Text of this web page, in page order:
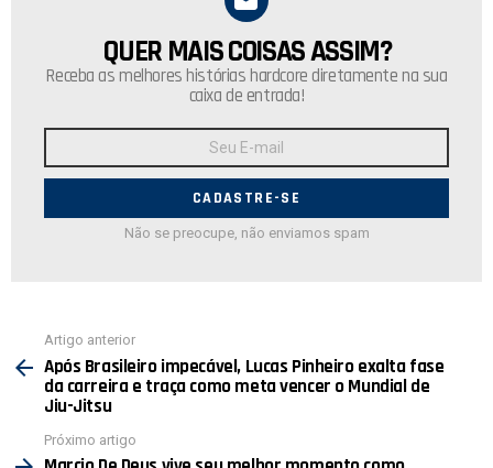
NEWSLETTER
QUER MAIS COISAS ASSIM?
Receba as melhores histórias hardcore diretamente na sua
caixa de entrada!
E-
Não se preocupe, não enviamos spam
mais
Artigo anterior
Após Brasileiro impecável, Lucas Pinheiro exalta fase
da carreira e traça como meta vencer o Mundial de
Jiu-Jitsu
Próximo artigo